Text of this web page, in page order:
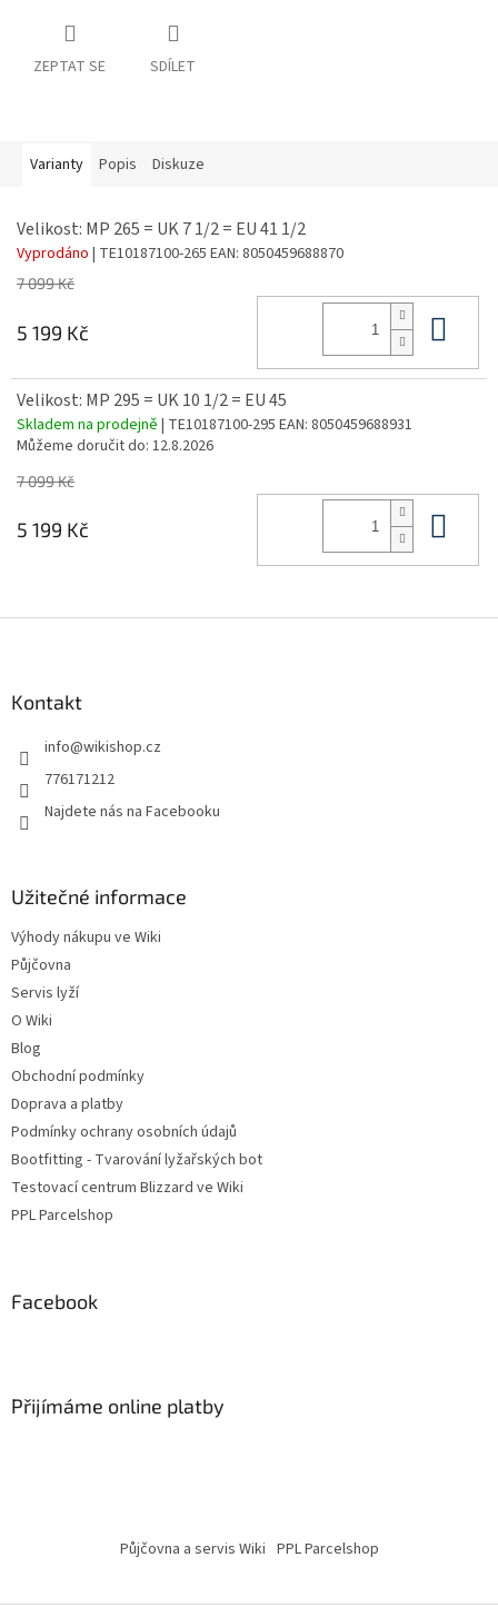
ZEPTAT SE SDÍLET
Varianty Popis Diskuze
Velikost: MP 265 = UK 7 1/2 = EU 41 1/2
Vyprodáno | TE10187100-265 EAN: 8050459688870
7 099 Kč
5 199 Kč
Velikost: MP 295 = UK 10 1/2 = EU 45
Skladem na prodejně | TE10187100-295 EAN: 8050459688931
Můžeme doručit do: 12.8.2026
7 099 Kč
5 199 Kč
Kontakt
info@wikishop.cz
776171212
Najdete nás na Facebooku
Užitečné informace
Výhody nákupu ve Wiki
Půjčovna
Servis lyží
O Wiki
Blog
Obchodní podmínky
Doprava a platby
Podmínky ochrany osobních údajů
Bootfitting - Tvarování lyžařských bot
Testovací centrum Blizzard ve Wiki
PPL Parcelshop
Facebook
Přijímáme online platby
Půjčovna a servis Wiki PPL Parcelshop